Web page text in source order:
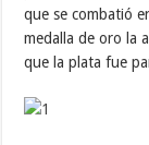
que se combatió
medalla de oro la
que la plata fue